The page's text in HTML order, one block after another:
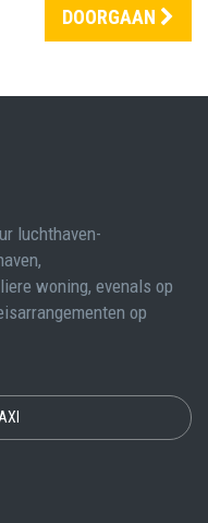
DOORGAAN
luchthaven-
woning, evenals op
op